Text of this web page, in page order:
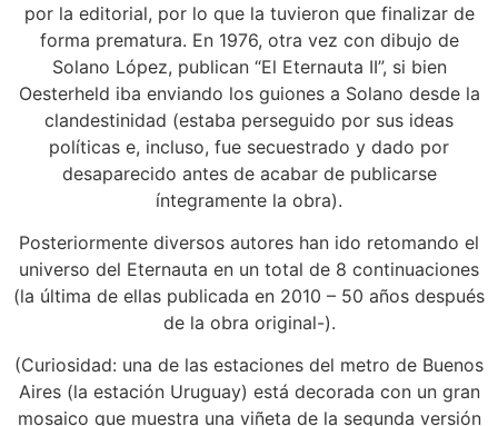
por la editorial, por lo que la tuvieron que finalizar de
forma prematura. En 1976, otra vez con dibujo de
Solano López, publican “El Eternauta II”, si bien
Oesterheld iba enviando los guiones a Solano desde la
clandestinidad (estaba perseguido por sus ideas
políticas e, incluso, fue secuestrado y dado por
desaparecido antes de acabar de publicarse
íntegramente la obra).
Posteriormente diversos autores han ido retomando el
universo del Eternauta en un total de 8 continuaciones
(la última de ellas publicada en 2010 – 50 años después
de la obra original-).
(Curiosidad: una de las estaciones del metro de Buenos
Aires (la estación Uruguay) está decorada con un gran
mosaico que muestra una viñeta de la segunda versión